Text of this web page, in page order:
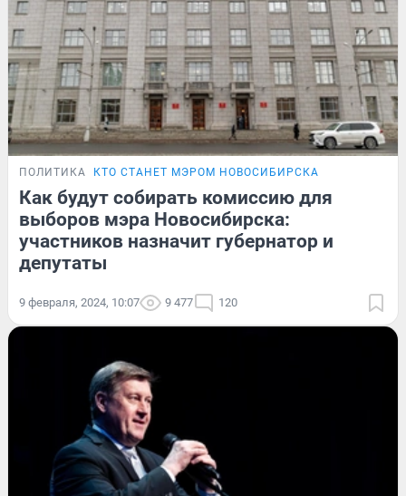
ПОЛИТИКА КТО СТАНЕТ МЭРОМ НОВОСИБИРСКА
Как будут собирать комиссию для
выборов мэра Новосибирска:
участников назначит губернатор и
депутаты
9 февраля, 2024, 10:07 9 477 120